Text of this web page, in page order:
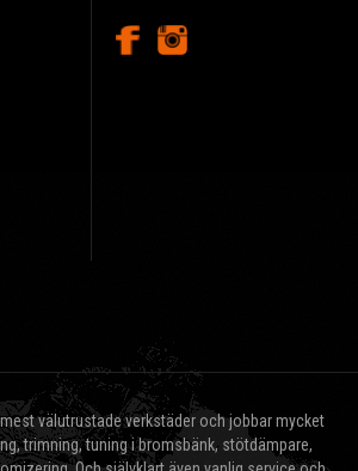
välutrustade verkstäder och jobbar mycket
trimning, tuning i bromsbänk, stötdämpare,